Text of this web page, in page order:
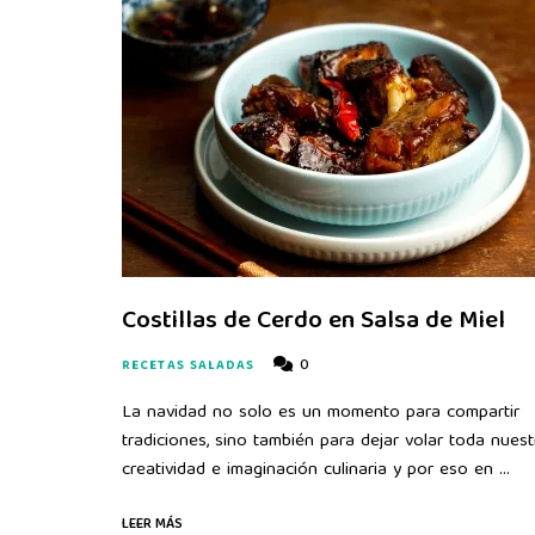
Costillas de Cerdo en Salsa de Miel
RECETAS SALADAS 0
La navidad no solo es un momento para compartir
tradiciones, sino también para dejar volar toda
creatividad e imaginación culinaria y por eso en …
LEER MÁS